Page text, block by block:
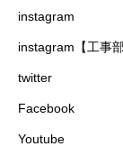
instagram
instagram【工事部
twitter
Facebook
Youtube